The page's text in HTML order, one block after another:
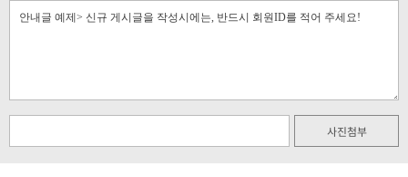
사진첨부